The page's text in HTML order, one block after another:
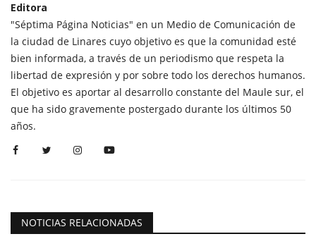
Editora
"Séptima Página Noticias" en un Medio de Comunicación de
la ciudad de Linares cuyo objetivo es que la comunidad esté
bien informada, a través de un periodismo que respeta la
libertad de expresión y por sobre todo los derechos humanos.
El objetivo es aportar al desarrollo constante del Maule sur, el
que ha sido gravemente postergado durante los últimos 50
años.
NOTICIAS RELACIONADAS